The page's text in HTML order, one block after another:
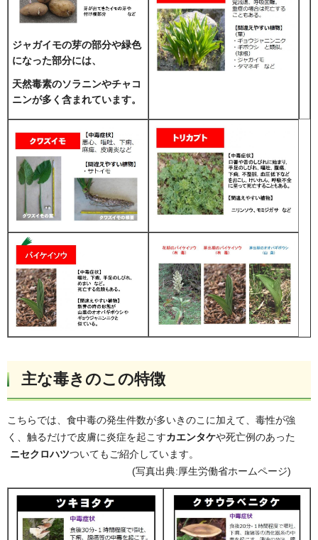
ジャガイモの芽の部分や緑色
になった部分には、
天然毒素のソラニンやチャコ
ニンが多く含まれています。
主な毒きのこの特徴
こちらでは、食中毒の発生件数が多いきのこに加えて、毒性が強
く、触るだけで皮膚に炎症を起こすカエンタケや死亡例のあった
ニセクロハツついてもご紹介しています。
(写真出典:厚生労働省ホームページ)